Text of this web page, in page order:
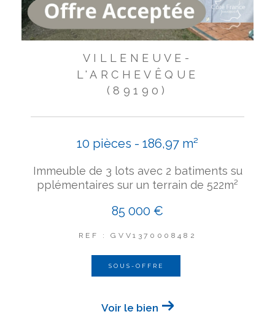
VILLENEUVE-
L'ARCHEVÊQUE
(89190)
10 pièces - 186,97 m²
Immeuble de 3 lots avec 2 batiments su
pplémentaires sur un terrain de 522m²
85 000 €
REF : GVV1370008482
SOUS-OFFRE
Voir le bien